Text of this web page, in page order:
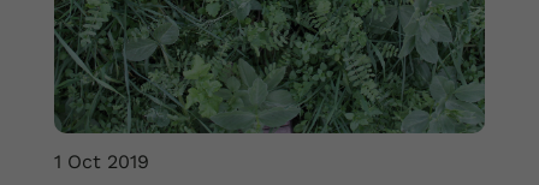
1 Oct 2019